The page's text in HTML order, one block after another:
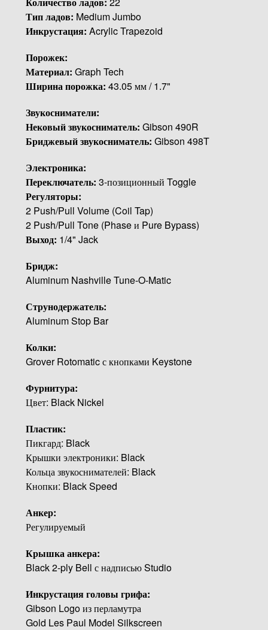
Тип ладов: Medium Jumbo
Инкрустация: Acrylic Trapezoid
Порожек:
Материал: Graph Tech
Ширина порожка: 43.05 мм / 1.7"
Звукосниматели:
Нековый звукосниматель: Gibson 490R
Бриджевый звукосниматель: Gibson 498T
Электроника:
Переключатель: 3-позиционный Toggle
Регуляторы:
2 Push/Pull Volume (Coil Tap)
2 Push/Pull Tone (Phase и Pure Bypass)
Выход: 1/4" Jack
Бридж:
Aluminum Nashville Tune-O-Matic
Струнодержатель:
Aluminum Stop Bar
Колки:
Grover Rotomatic с кнопками Keystone
Фурнитура:
Цвет: Black Nickel
Пластик:
Пикгард: Black
Крышки электроники: Black
Кольца звукоснимателей: Black
Кнопки: Black Speed
Анкер:
Регулируемый
Крышка анкера:
Black 2-ply Bell с надписью Studio
Инкрустация головы грифа:
Gibson Logo из перламутра
Gold Les Paul Model Silkscreen